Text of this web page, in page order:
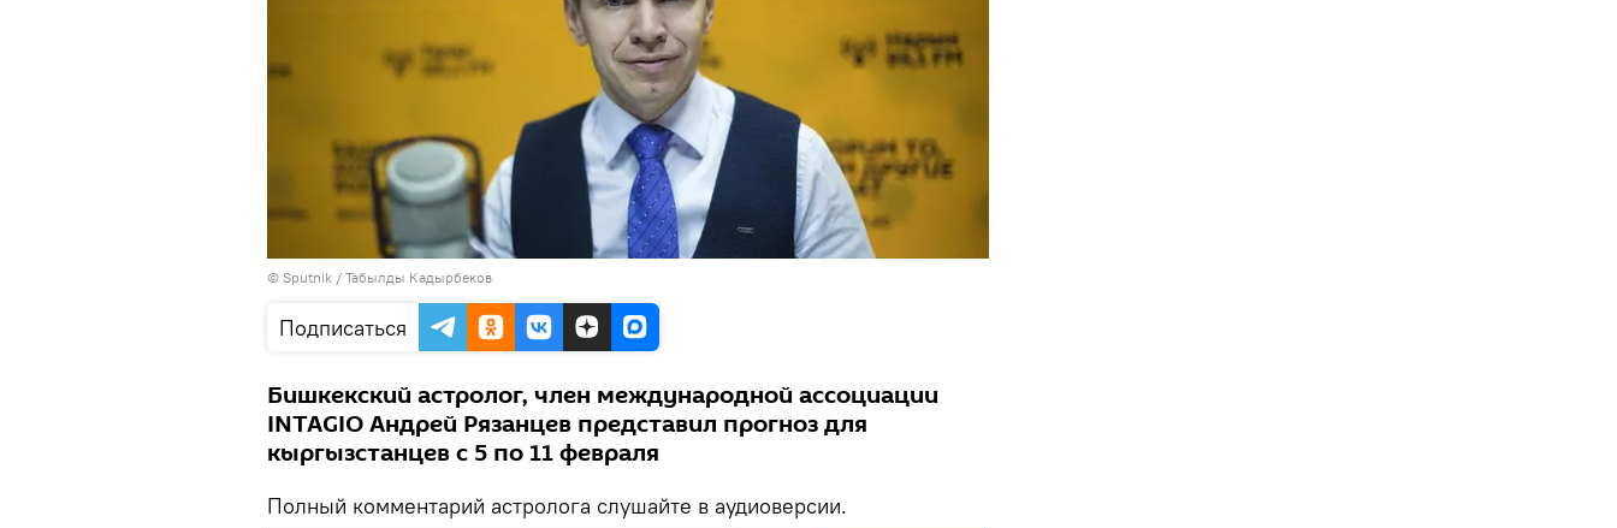
© Sputnik / Табылды Кадырбеков
Подписаться
Бишкекский астролог, член международной ассоциации
INTAGIO Андрей Рязанцев представил прогноз для
кыргызстанцев с 5 по 11 февраля
Полный комментарий астролога слушайте в аудиоверсии.